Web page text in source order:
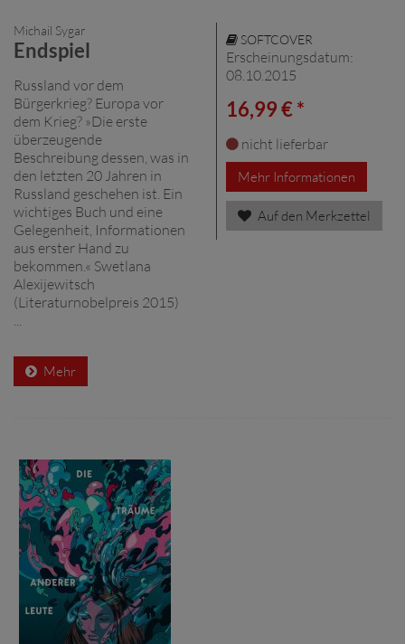
Michail Sygar
Endspiel
Russland vor dem
Bürgerkrieg? Europa vor
dem Krieg? »Die erste
überzeugende
Beschreibung dessen, was in
den letzten 20 Jahren in
Russland geschehen ist. Ein
wichtiges Buch und eine
Gelegenheit, Informationen
aus erster Hand zu
bekommen.« Swetlana
Alexijewitsch
(Literaturnobelpreis 2015)
Mehr
SOFTCOVER
Erscheinungsdatum:
08.10.2015
16,99 € *
nicht lieferbar
Mehr Informationen
Auf den Merkzettel